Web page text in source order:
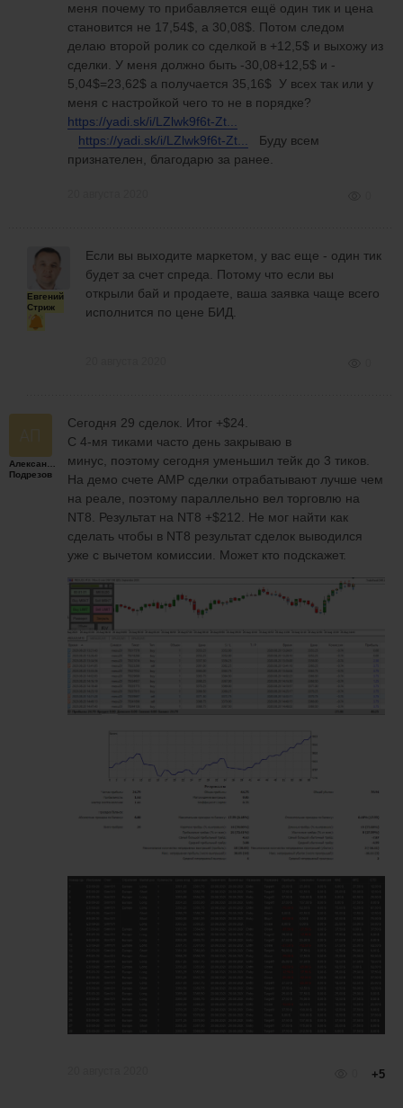
меня почему то прибавляется ещё один тик и цена
становится не 17,54$, а 30,08$. Потом следом
делаю второй ролик со сделкой в +12,5$ и выхожу из
сделки. У меня должно быть -30,08+12,5$ и -
5,04$=23,62$ а получается 35,16$ У всех так или у
меня с настройкой чего то не в порядке?
https://yadi.sk/i/LZlwk9f6t-Zt...
https://yadi.sk/i/LZlwk9f6t-Zt... Буду всем
признателен, благодарю за ранее.
Евгений
Стриж
Если вы выходите маркетом, у вас еще - один тик
будет за счет спреда. Потому что если вы
открыли бай и продаете, ваша заявка чаще всего
исполнится по цене БИД.
Александр
Подрезов
Сегодня 29 сделок. Итог +$24.
С 4-мя тиками часто день закрываю в
минус, поэтому сегодня уменьшил тейк до 3 тиков.
На демо счете AMP сделки отрабатывают лучше чем
на реале, поэтому параллельно вел торговлю на
NT8. Результат на NT8 +$212. Не мог найти как
сделать чтобы в NT8 результат сделок выводился
уже с вычетом комиссии. Может кто подскажет.
+5